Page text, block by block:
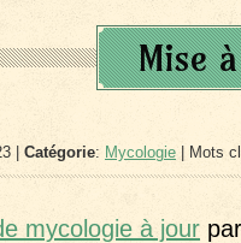
Mise
| Catégorie: Mycologie | Mots
mycologie à jour